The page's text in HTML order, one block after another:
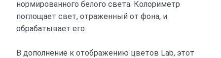
нормированного белого света. Колориметр
поглощает свет, отраженный от фона, и
обрабатывает его.
В дополнение к отображению цветов Lab, этот